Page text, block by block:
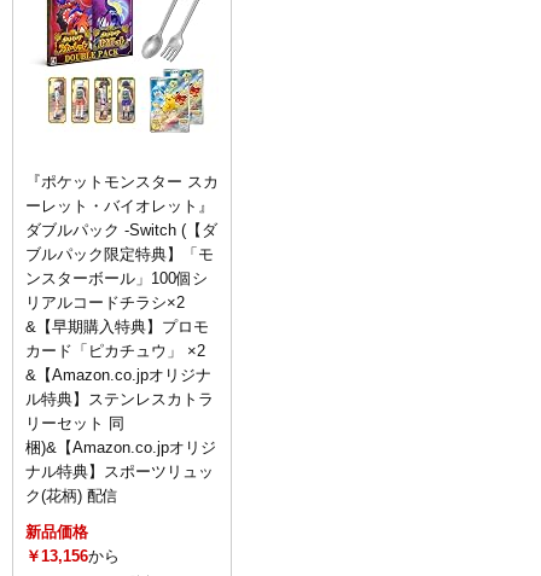
『ポケットモンスター スカ
ーレット・バイオレット』
ダブルパック -Switch (【ダ
ブルパック限定特典】「モ
ンスターボール」100個シ
リアルコードチラシ×2
&【早期購入特典】プロモ
カード「ピカチュウ」 ×2
&【Amazon.co.jpオリジナ
ル特典】ステンレスカトラ
リーセット 同
梱)&【Amazon.co.jpオリジ
ナル特典】スポーツリュッ
ク(花柄) 配信
新品価格
￥13,156から